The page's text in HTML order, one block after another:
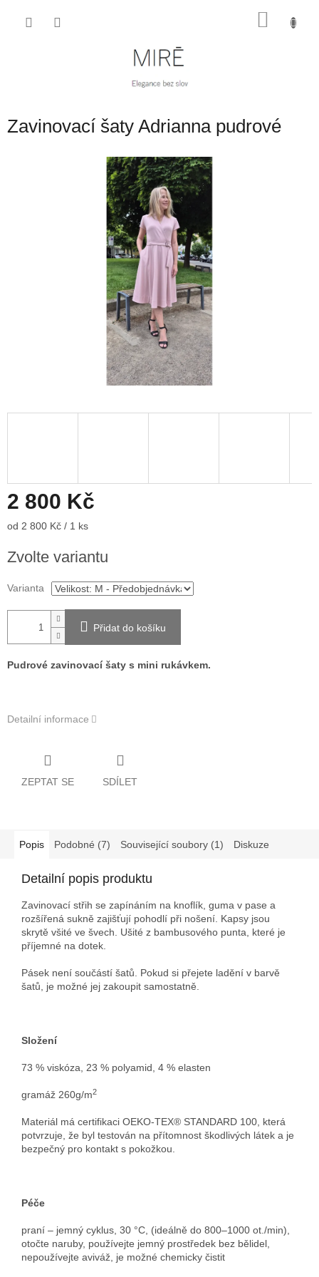
Zavinovací šaty Adrianna pudrové
2 800 Kč
Měrná
od 2 800 Kč / 1 ks
Zvolte variantu
Varianta
Přidat do košíku
Pudrové zavinovací šaty s mini rukávkem.
Detailní informace
ZEPTAT SE SDÍLET
Popis Podobné (7) Související soubory (1) Diskuze
Detailní popis produktu
Zavinovací střih se zapínáním na knoflík, guma v pase a
rozšířená sukně zajišťují pohodlí při nošení. Kapsy jsou
skrytě všité ve švech. Ušité z bambusového punta, které je
příjemné na dotek.
Pásek není součástí šatů. Pokud si přejete ladění v barvě
šatů, je možné jej zakoupit samostatně.
Složení
73 % viskóza, 23 % polyamid, 4 % elasten
gramáž 260g/m2
Materiál má certifikaci OEKO-TEX® STANDARD 100, která
potvrzuje, že byl testován na přítomnost škodlivých látek a je
bezpečný pro kontakt s pokožkou.
Péče
praní – jemný cyklus, 30 °C, (ideálně do 800–1000 ot./min),
otočte naruby, používejte jemný prostředek bez bělidel,
nepoužívejte aviváž, je možné chemicky čistit